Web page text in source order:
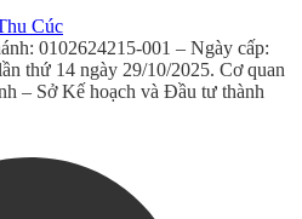
Cúc
0102624215-001 – Ngày cấp:
thứ 14 ngày 29/10/2025. Cơ quan
– Sở Kế hoạch và Đầu tư thành